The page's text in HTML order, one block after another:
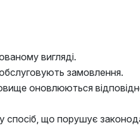
вигляді.
замовлення.
оновлюються
спосіб, що порушує